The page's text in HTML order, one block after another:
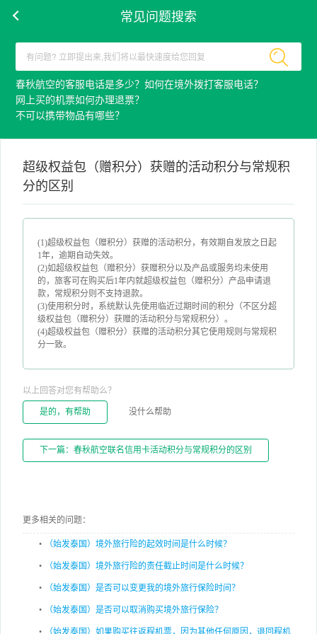
春秋航空的客服电话是多少？如何在境外拨打客服电话？
网上买的机票如何办理退票？
不可以携带物品有哪些？
常见问题搜索
超级权益包（赠积分）获赠的活动积分与常规积
分的区别
(1)超级权益包（赠积分）获赠的活动积分，有效期自发放之日起
1年，逾期自动失效。
(2)如超级权益包（赠积分）获赠积分以及产品或服务均未使用
的，旅客可在购买后1年内就超级权益包（赠积分）产品申请退
款，常规积分则不支持退款。
(3)使用积分时，系统默认先使用临近过期时间的积分（不区分超
级权益包（赠积分）获赠的活动积分与常规积分）。
(4)超级权益包（赠积分）获赠的活动积分其它使用规则与常规积
分一致。
以上回答对您有帮助么？
是的，有帮助 没什么帮助
下一篇：春秋航空联名信用卡活动积分与常规积分的区别
更多相关的问题：
• （始发泰国）境外旅行险的起效时间是什么时候？
• （始发泰国）境外旅行险的责任截止时间是什么时候？
• （始发泰国）是否可以变更我的境外旅行保险时间？
• （始发泰国）是否可以取消购买境外旅行保险？
• （始发泰国）如果购买往返程机票，因为其他任何原因，退回程机